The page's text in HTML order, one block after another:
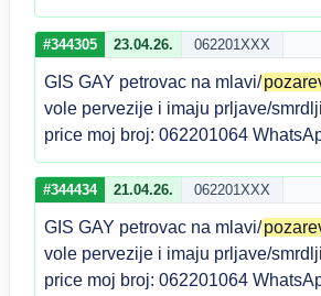
#344305 23.04.26. 062201XXX
GIS GAY petrovac na mlavi/
vole pervezije i imaju prljave/
price moj broj: 062201064
#344434 21.04.26. 062201XXX
GIS GAY petrovac na mlavi/
vole pervezije i imaju prljave/
price moj broj: 062201064